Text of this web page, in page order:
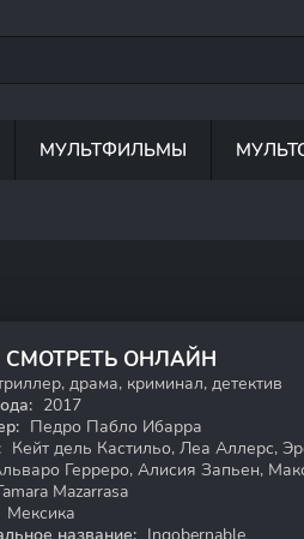
МУЛЬТФИЛЬМЫ
СМОТРЕТЬ ОНЛАЙН
драма, криминал, детектив
2017
Педро Пабло Ибарра
Кейт дель Кастильо, Леа Аллерс,
Герреро, Алисия Запьен,
Mazarrasa
Мексика